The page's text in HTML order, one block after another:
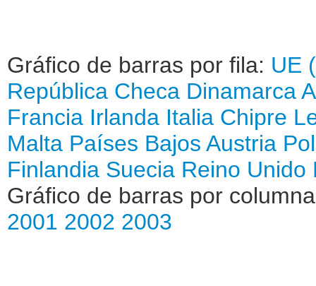
Gráfico de barras por fila: UE
República Checa Dinamarca
Francia Irlanda Italia Chipre
Malta Países Bajos Austria
Finlandia Suecia Reino Unido
Gráfico de barras por
2001 2002 2003